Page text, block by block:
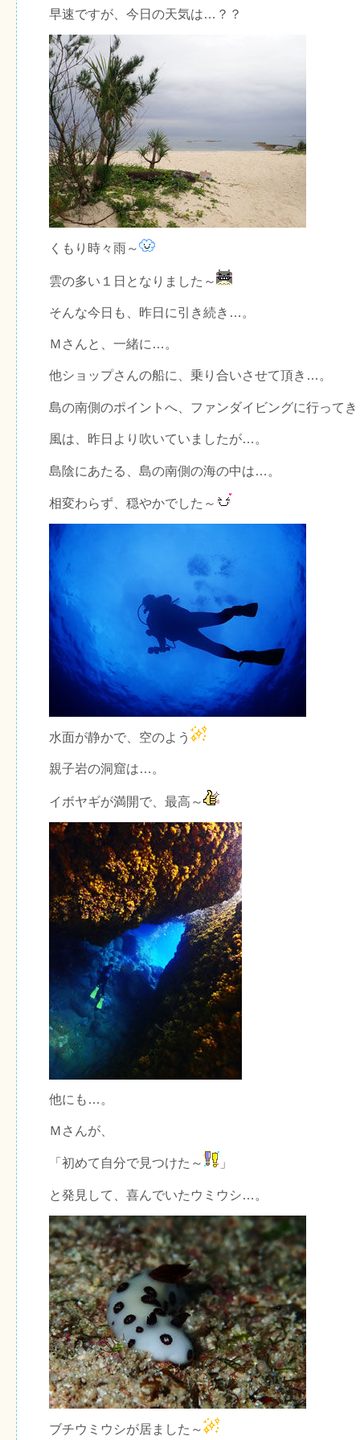
早速ですが、今日の天気は…？？
くもり時々雨～
雲の多い１日となりました～
そんな今日も、昨日に引き続き…。
Ｍさんと、一緒に…。
他ショップさんの船に、乗り合いさせて頂き…。
島の南側のポイントへ、ファンダイビングに行って
風は、昨日より吹いていましたが…。
島陰にあたる、島の南側の海の中は…。
相変わらず、穏やかでした～
水面が静かで、空のよう
親子岩の洞窟は…。
イボヤギが満開で、最高～
他にも…。
Ｍさんが、
「初めて自分で見つけた～ 」
と発見して、喜んでいたウミウシ…。
ブチウミウシが居ました～